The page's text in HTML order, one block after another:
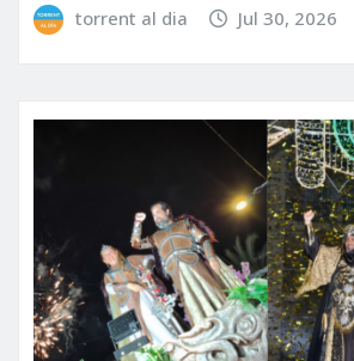
torrent al dia Jul 30, 2026